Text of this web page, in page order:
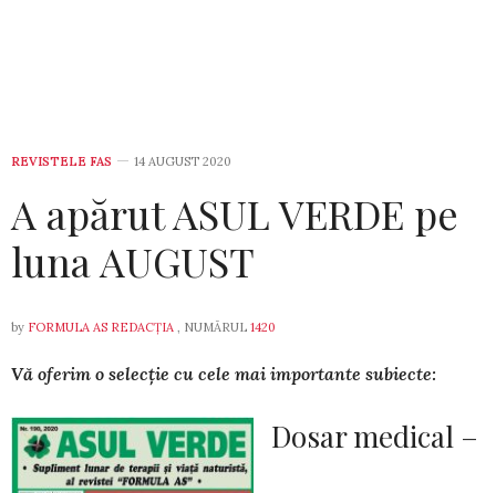
REVISTELE FAS 14 AUGUST 2020
A apărut ASUL VERDE pe
luna AUGUST
by FORMULA AS REDACȚIA , NUMĂRUL 1420
Vă ofe­rim o selecție cu cele mai im­por­tante su­biecte:
Dosar medical –